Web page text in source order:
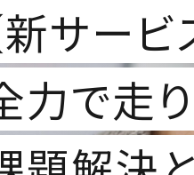
新サー
力で走